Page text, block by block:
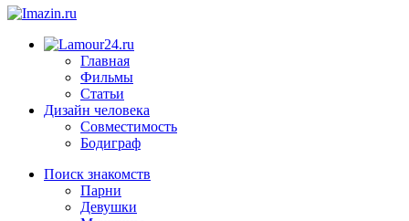
Главная
Фильмы
Статьи
Дизайн человека
Совместимость
Бодиграф
Поиск знакомств
Парни
Девушки